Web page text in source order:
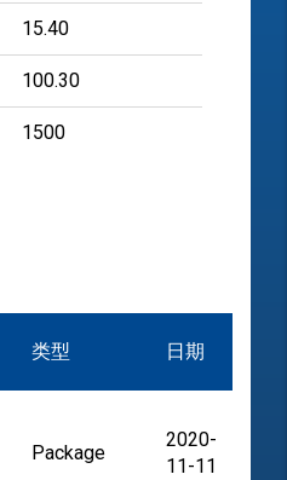
15.40
100.30
1500
类型 日期
Package
2020-
11-11